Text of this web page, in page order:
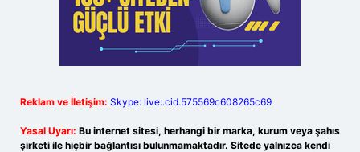
Reklam ve İletişim: Skype: live:.cid.575569c608265c69
Yasal Uyarı: Bu internet sitesi, herhangi bir marka, kurum veya şahıs
şirketi ile hiçbir bağlantısı bulunmamaktadır. Sitede yalnızca kendi